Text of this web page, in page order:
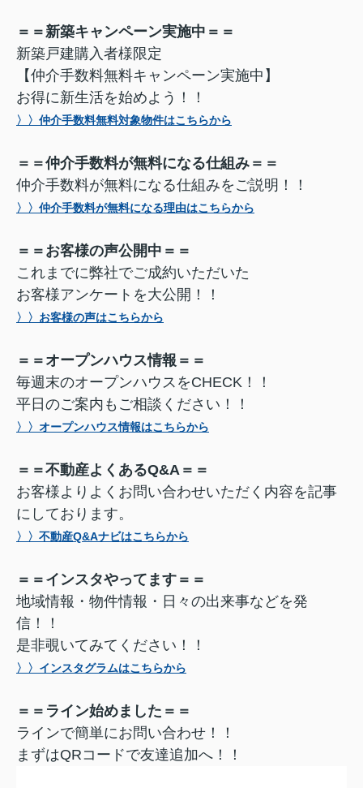
＝＝新築キャンペーン実施中＝＝
新築戸建購入者様限定
【仲介手数料無料キャンペーン実施中】
お得に新生活を始めよう！！
〉〉仲介手数料無料対象物件はこちらから
＝＝仲介手数料が無料になる仕組み＝＝
仲介手数料が無料になる仕組みをご説明！！
〉〉仲介手数料が無料になる理由はこちらから
＝＝お客様の声公開中＝＝
これまでに弊社でご成約いただいた
お客様アンケートを大公開！！
〉〉お客様の声はこちらから
＝＝オープンハウス情報＝＝
毎週末のオープンハウスをCHECK！！
平日のご案内もご相談ください！！
〉〉オープンハウス情報はこちらから
＝＝不動産よくあるQ&A＝＝
お客様よりよくお問い合わせいただく内容を記事
にしております。
〉〉不動産Q&Aナビはこちらから
＝＝インスタやってます＝＝
地域情報・物件情報・日々の出来事などを発
信！！
是非覗いてみてください！！
〉〉インスタグラムはこちらから
＝＝ライン始めました＝＝
ラインで簡単にお問い合わせ！！
まずはQRコードで友達追加へ！！